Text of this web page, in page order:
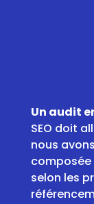
Un audit
SEO doit
nous
composée
selon les